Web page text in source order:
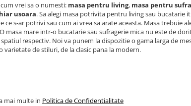
vrei sa o numesti: masa pentru living, masa pentru
usoara.Sa alegi masa potrivita pentru living sau bucatarie
ce s-ar potrivi sau cum ai vrea sa arate aceasta. Masa trebuie
masa mare intr-o bucatarie sau sufragerie mica nu este de
respectiv. Noi va punem la dispozitie o gama larga de
varietate de stiluri, de la clasic pana la modern.
mai multe in Politica de Confidentialitate